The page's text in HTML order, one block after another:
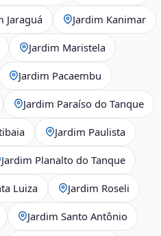
Jaraguá Jardim Kanimar
Jardim Maristela
Jardim Pacaembu
Jardim Paraíso do Tanque
Jardim Paulista
Jardim Planalto do Tanque
Luiza Jardim Roseli
Jardim Santo Antônio